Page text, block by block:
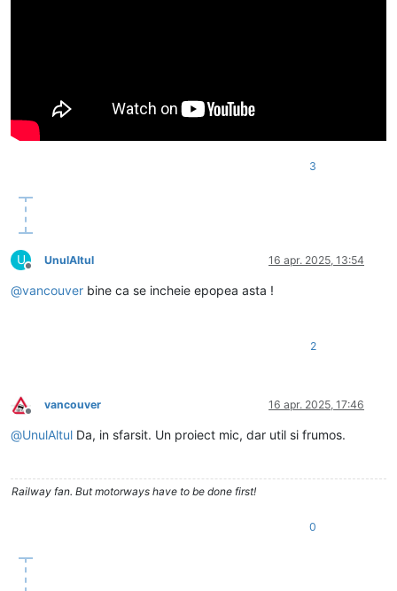
3
U
Deconectat
UnulAltul 16 apr. 2025, 13:54
@vancouver bine ca se incheie epopea asta !
2
Deconectat
vancouver 16 apr. 2025, 17:46
@UnulAltul Da, in sfarsit. Un proiect mic, dar util si frumos.
Railway fan. But motorways have to be done first!
0